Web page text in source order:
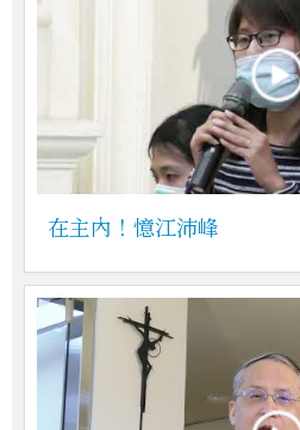
在主內！憶江沛峰